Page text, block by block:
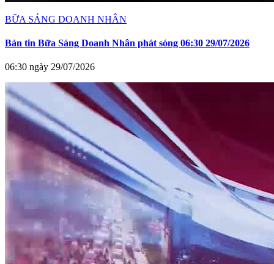
BỮA SÁNG DOANH NHÂN
Bản tin Bữa Sáng Doanh Nhân phát sóng 06:30 29/07/2026
06:30 ngày 29/07/2026